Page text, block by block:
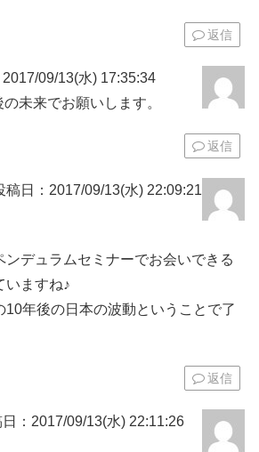
返信
09/13(水) 17:35:34
未来でお願いします。
返信
稿日：2017/09/13(水) 22:09:21
ンデュラムセミナーでお会いできる
いますね♪
10年後の日本の波動ということで了
返信
：2017/09/13(水) 22:11:26